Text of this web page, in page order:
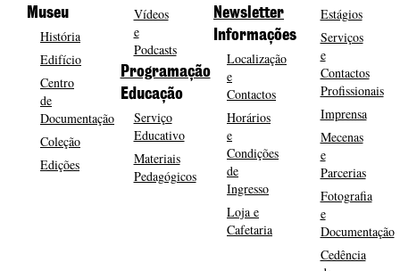
Museu
História
Edifício
Centro
de
Documentação
Coleção
Edições
Vídeos
e
Podcasts
Programação
Educação
Serviço
Educativo
Materiais
Pedagógicos
Newsletter
Informações
Localização
e
Contactos
Horários
e
Condições
de
Ingresso
Loja e
Cafetaria
Estágios
Serviços
e
Contactos
Profissionais
Imprensa
Mecenas
e
Parcerias
Fotografia
e
Documentação
Cedência